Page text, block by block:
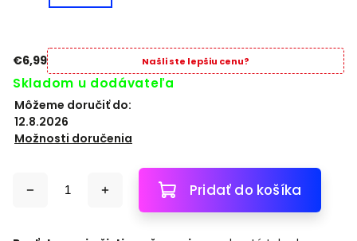
€6,99 Našli ste lepšiu cenu?
Skladom u dodávateľa
Môžeme doručiť do:
12.8.2026
Možnosti doručenia
Pridať do košíka